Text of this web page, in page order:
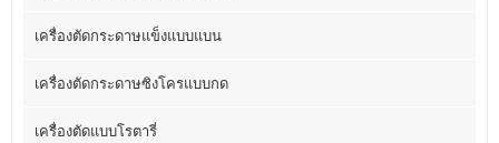
เครื่องตัดกระดาษแข็งแบบแบน
เครื่องตัดกระดาษซิงโครแบบกด
เครื่องตัดแบบโรตารี่